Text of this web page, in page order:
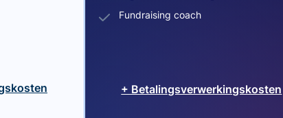
Fundraising coach
+ Betalingsverwerkingskosten